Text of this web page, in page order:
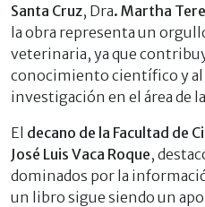
Santa Cruz, Dra. Martha
la obra representa un
veterinaria, ya que
conocimiento científico y al
investigación en el área de
El decano de la Facultad de
José Luis Vaca Roque,
dominados por la
un libro sigue siendo un